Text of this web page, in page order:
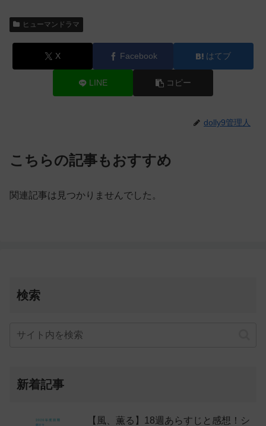
ヒューマンドラマ
X Facebook はてブ
LINE コピー
dolly9管理人
こちらの記事もおすすめ
関連記事は見つかりませんでした。
検索
新着記事
【風、薫る】18週あらすじと感想！シ